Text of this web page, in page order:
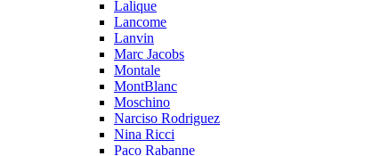
Lalique
Lancome
Lanvin
Marc Jacobs
Montale
MontBlanc
Moschino
Narciso Rodriguez
Nina Ricci
Paco Rabanne